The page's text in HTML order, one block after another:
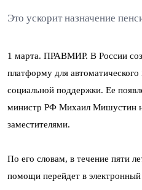
Это ускорит назначение
1 марта. ПРАВМИР. В России
платформу для автоматического
социальной поддержки. Ее
министр РФ Михаил Мишустин
заместителями.
По его словам, в течение пяти
помощи перейдет в